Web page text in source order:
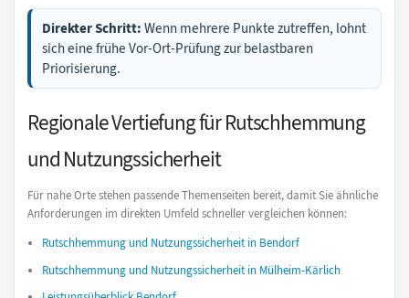
Direkter Schritt: Wenn mehrere Punkte zutreffen, lohnt
sich eine frühe Vor-Ort-Prüfung zur belastbaren
Priorisierung.
Regionale Vertiefung für Rutschhemmung
und Nutzungssicherheit
Für nahe Orte stehen passende Themenseiten bereit, damit Sie ähnliche
Anforderungen im direkten Umfeld schneller vergleichen können:
Rutschhemmung und Nutzungssicherheit in Bendorf
Rutschhemmung und Nutzungssicherheit in Mülheim-Kärlich